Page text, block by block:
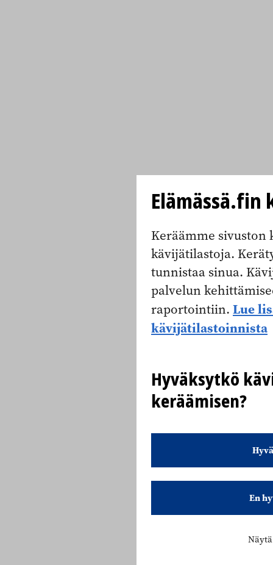
Keräämme sivuston
kävijätilastoja.
tunnistaa sinua.
palvelun
raportointiin. Lue
kävijätilastoinnista
Hyväksytkö
keräämisen?
En